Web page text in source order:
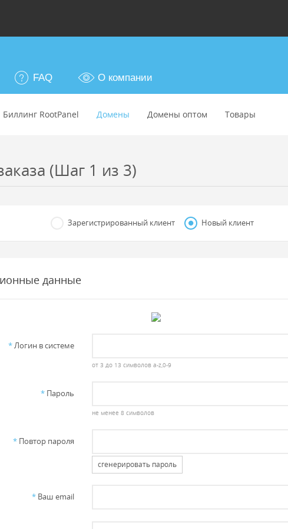
Биллинг RootPanel Домены Домены оптом Товары
FAQ О компании
(Шаг 1 из 3)
Зарегистрированный клиент Новый клиент
данные
*Логин в системе
от 3 до 13 символов a-z,0-9
* Пароль
не менее 8 символов
* Повтор пароля
сгенерировать пароль
* Ваш email